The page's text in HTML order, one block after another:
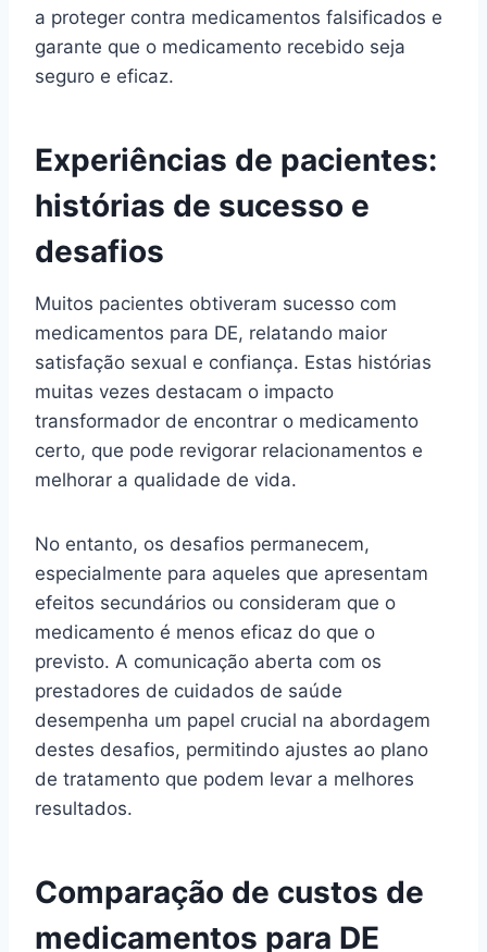
a proteger contra medicamentos falsificados e
garante que o medicamento recebido seja
seguro e eficaz.
Experiências de pacientes:
histórias de sucesso e
desafios
Muitos pacientes obtiveram sucesso com
medicamentos para DE, relatando maior
satisfação sexual e confiança. Estas histórias
muitas vezes destacam o impacto
transformador de encontrar o medicamento
certo, que pode revigorar relacionamentos e
melhorar a qualidade de vida.
No entanto, os desafios permanecem,
especialmente para aqueles que apresentam
efeitos secundários ou consideram que o
medicamento é menos eficaz do que o
previsto. A comunicação aberta com os
prestadores de cuidados de saúde
desempenha um papel crucial na abordagem
destes desafios, permitindo ajustes ao plano
de tratamento que podem levar a melhores
resultados.
Comparação de custos de
medicamentos para DE